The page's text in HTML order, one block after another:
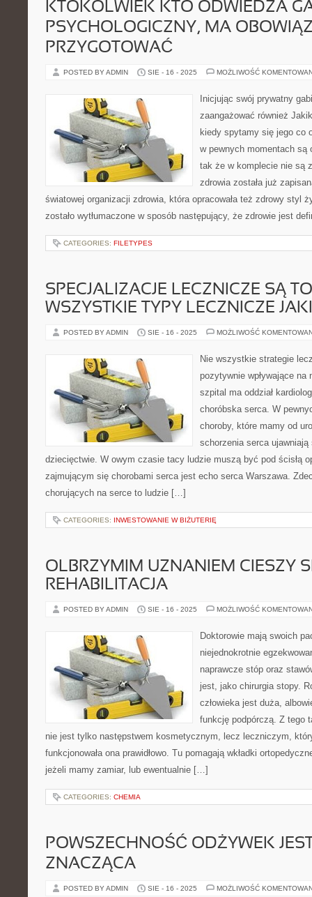
KTOKOLWIEK KTO ODWIEDZA
PSYCHOLOGICZNY, MA
PRZYGOTOWAĆ
POSTED BY ADMIN SIE - 16 - 2025 MOŻLIWOŚĆ
Inicjując swój prywatny
zaangażować również
kiedy spytamy się jego co
w pewnych momentach są
tak że w komplecie nie są
zdrowia została już
światowej organizacji zdrowia, która opracowała też zdrowy styl
zostało wytłumaczone w sposób następujący, że zdrowie jest
CATEGORIES: FILETYPES
SPECJALIZACJE LECZNICZE SĄ
WSZYSTKIE TYPY LECZNICZE
POSTED BY ADMIN SIE - 16 - 2025 MOŻLIWOŚĆ
Nie wszystkie strategie
pozytywnie wpływające
szpital ma oddział
choróbska serca. W
choroby, które mamy od
schorzenia serca
dziecięctwie. W owym czasie tacy ludzie muszą być pod ścisłą
zajmującym się chorobami serca jest echo serca Warszawa.
chorujących na serce to ludzie […]
CATEGORIES: INWESTOWANIE W BIŻUTERIĘ
OLBRZYMIM UZNANIEM CIESZY
REHABILITACJA
POSTED BY ADMIN SIE - 16 - 2025 MOŻLIWOŚĆ
Doktorowie mają swoich
niejednokrotnie
naprawcze stóp oraz
jest, jako chirurgia stopy.
człowieka jest duża,
funkcję podpórczą. Z tego
nie jest tylko następstwem kosmetycznym, lecz leczniczym,
funkcjonowała ona prawidłowo. Tu pomagają wkładki
jeżeli mamy zamiar, lub ewentualnie […]
CATEGORIES: CHEMIA
POWSZECHNOŚĆ ODŻYWEK
ZNACZĄCA
POSTED BY ADMIN SIE - 16 - 2025 MOŻLIWOŚĆ